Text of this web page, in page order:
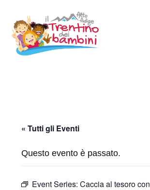
contenuto
« Tutti gli Eventi
Questo evento è passato.
Event Series: Caccia al tesoro